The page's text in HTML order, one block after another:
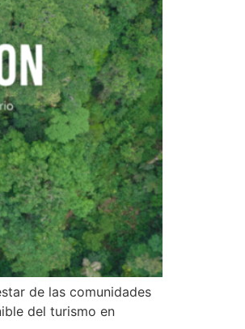
de las comunidades
del turismo en